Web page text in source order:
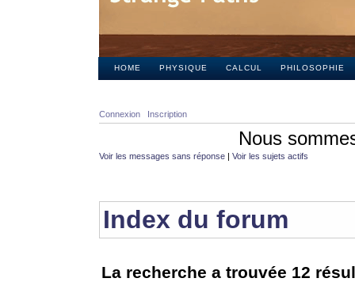
HOME PHYSIQUE CALCUL PHILOSOPHIE
Connexion Inscription
Nous
Voir les messages sans réponse | Voir les sujets actifs
Index du forum
La recherche a trouvée 12